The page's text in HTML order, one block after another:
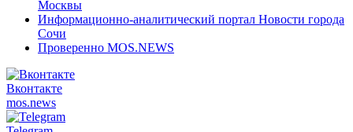
Москвы
Информационно-аналитический портал Новости города
Сочи
Проверенно MOS.NEWS
Вконтакте
mos.news